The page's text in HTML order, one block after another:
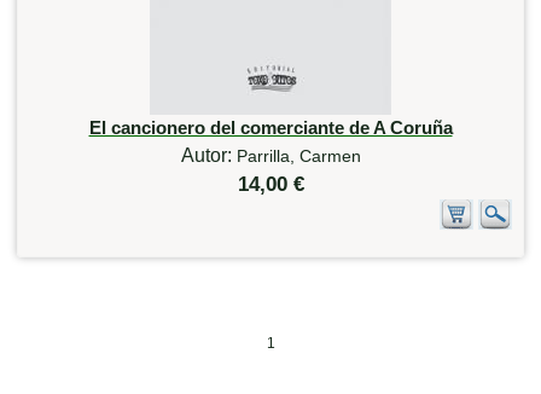
El cancionero del comerciante de A Coruña
Autor: Parrilla, Carmen
14,00 €
1